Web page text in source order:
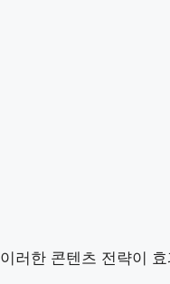
러한 콘텐츠 전략이